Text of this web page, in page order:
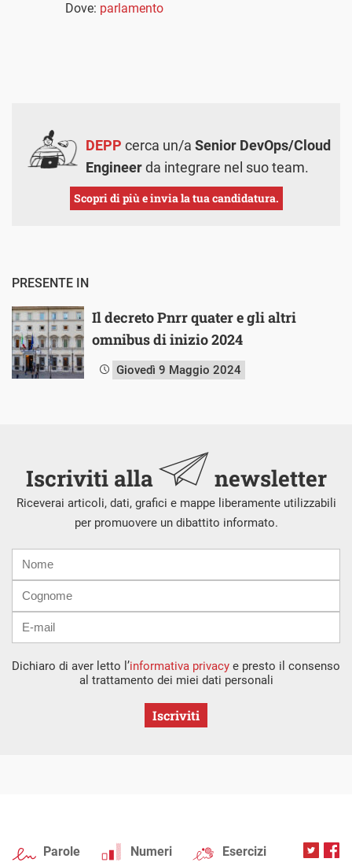
Dove: parlamento
DEPP cerca un/a Senior DevOps/Cloud
Engineerda integrare nel suo team.
Scopri di più e invia la tua candidatura.
PRESENTE IN
Il decreto Pnrr quater e gli altri
omnibus di inizio 2024
Giovedì 9 Maggio 2024
Iscriviti alla newsletter
Riceverai articoli, dati, grafici e mappe liberamente utilizzabili
per promuovere un dibattito informato.
mail
Dichiaro di aver letto l’informativa privacy e presto il consenso
al trattamento dei miei dati personali
Iscriviti
Parole Numeri Esercizi